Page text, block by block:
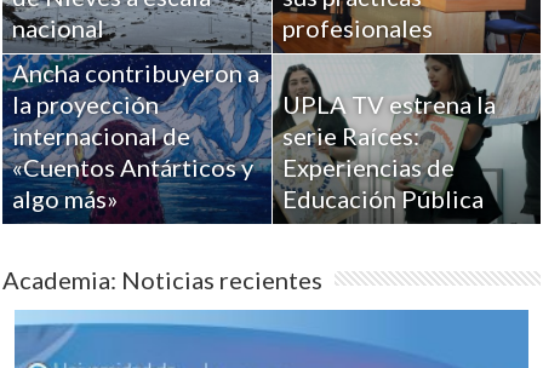
nacional
profesionales
Académicos de la
Universidad de Playa
Ancha contribuyeron a
la proyección
internacional de
«Cuentos Antárticos y
algo más»
UPLA TV estrena la
serie Raíces:
Experiencias de
Educación Pública
Academia: Noticias recientes